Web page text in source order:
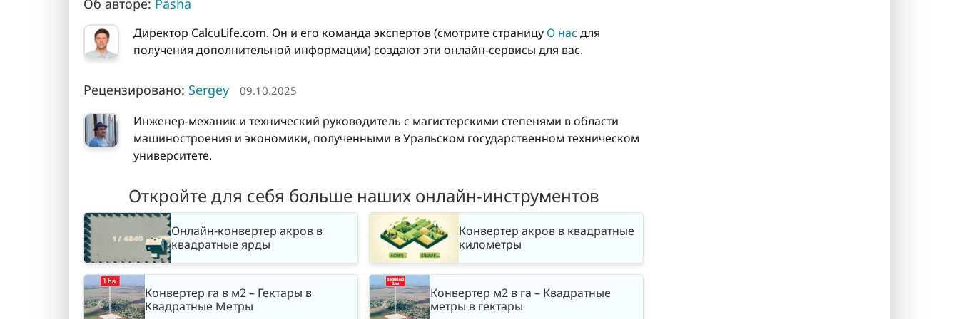
Об авторе: Pasha
Директор CalcuLife.com. Он и его команда экспертов (смотрите страницу О нас для
получения дополнительной информации) создают эти онлайн-сервисы для вас.
Рецензировано: Sergey 09.10.2025
Инженер-механик и технический руководитель с магистерскими степенями в области
машиностроения и экономики, полученными в Уральском государственном техническом
университете.
Откройте для себя больше наших онлайн-инструментов
Онлайн-конвертер акров в
квадратные ярды
Конвертер акров в квадратные
километры
Конвертер га в м2 – Гектары в
Квадратные Метры
Конвертер м2 в га – Квадратные
метры в гектары